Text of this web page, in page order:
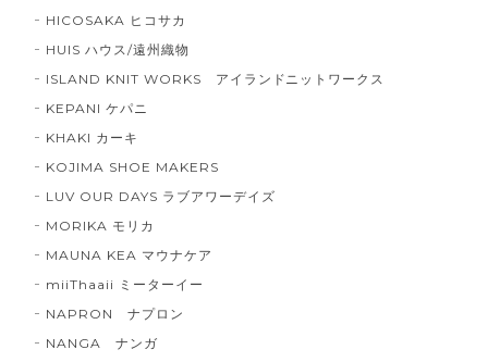
HICOSAKA ヒコサカ
HUIS ハウス/遠州織物
ISLAND KNIT WORKS アイランドニットワークス
KEPANI ケパニ
KHAKI カーキ
KOJIMA SHOE MAKERS
LUV OUR DAYS ラブアワーデイズ
MORIKA モリカ
MAUNA KEA マウナケア
miiThaaii ミーターイー
NAPRON ナプロン
NANGA ナンガ